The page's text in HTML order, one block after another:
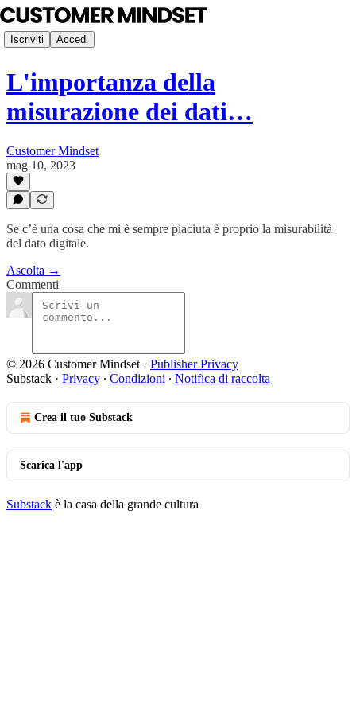
Iscriviti Accedi
L'importanza della
misurazione dei dati…
Customer Mindset
mag 10, 2023
Se c’è una cosa che mi è sempre piaciuta è proprio la misurabilità
del dato digitale.
Ascolta →
Commenti
© 2026 Customer Mindset · Publisher Privacy
Substack · Privacy ∙ Condizioni ∙ Notifica di raccolta
Crea il tuo Substack
Scarica l'app
Substack è la casa della grande cultura